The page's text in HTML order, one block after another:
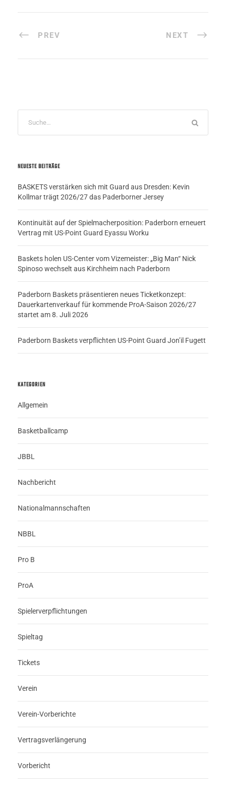
PREV NEXT
NEUESTE BEITRÄGE
BASKETS verstärken sich mit Guard aus Dresden: Kevin
Kollmar trägt 2026/27 das Paderborner Jersey
Kontinuität auf der Spielmacherposition: Paderborn erneuert
Vertrag mit US-Point Guard Eyassu Worku
Baskets holen US-Center vom Vizemeister: „Big Man“ Nick
Spinoso wechselt aus Kirchheim nach Paderborn
Paderborn Baskets präsentieren neues Ticketkonzept:
Dauerkartenverkauf für kommende ProA-Saison 2026/27
startet am 8. Juli 2026
Paderborn Baskets verpflichten US-Point Guard Jon’il Fugett
KATEGORIEN
Allgemein
Basketballcamp
JBBL
Nachbericht
Nationalmannschaften
NBBL
Pro B
ProA
Spielerverpflichtungen
Spieltag
Tickets
Verein
Verein-Vorberichte
Vertragsverlängerung
Vorbericht